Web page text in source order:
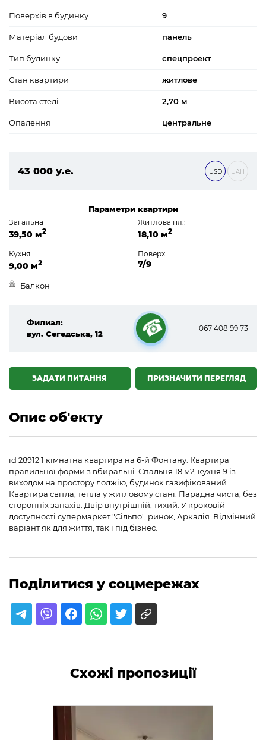
Поверхів в будинку 9
Матеріал будови панель
Тип будинку спецпроект
Стан квартири житлове
Висота стелі 2,70 м
Опалення центральне
43 000 у.е.
USD UAH
Параметри квартири
Загальна
39,50 м2
Житлова пл.:
18,10 м2
Кухня:
9,00 м2
Поверх
7/9
Балкон
Филиал:
вул. Сегедська, 12
☎
067 408 99 73
ПРИЗНАЧИТИ ПЕРЕГЛЯД
ЗАДАТИ ПИТАННЯ
Опис об'екту
id 28912 1 кімнатна квартира на 6-й Фонтану. Квартира
правильної форми з вбиральні. Спальня 18 м2, кухня 9 із
виходом на простору лоджію, будинок газифікований.
Квартира світла, тепла у житловому стані. Парадна чиста, без
сторонніх запахів. Двір внутрішній, тихий. У кроковій
доступності супермаркет "Сільпо", ринок, Аркадія. Відмінний
варіант як для життя, так і під бізнес.
Поділитися у соцмережах
Схожі пропозиції